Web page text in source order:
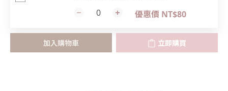
優惠價 NT$80
加入購物車 立即購買